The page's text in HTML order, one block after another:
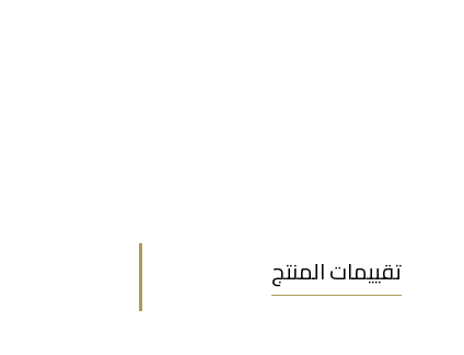
تقييمات المنتج